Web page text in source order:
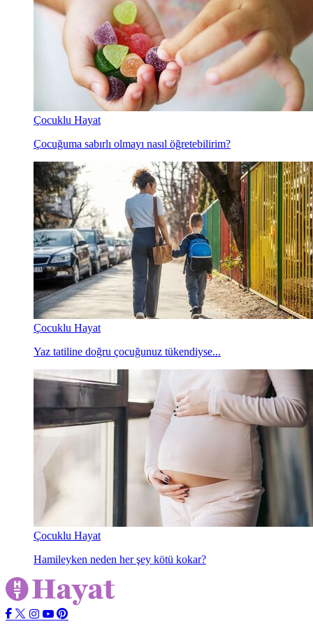
Çocuklu Hayat
Çocuğuma sabırlı olmayı nasıl öğretebilirim?
Çocuklu Hayat
Yaz tatiline doğru çocuğunuz tükendiyse...
Çocuklu Hayat
Hamileyken neden her şey kötü kokar?